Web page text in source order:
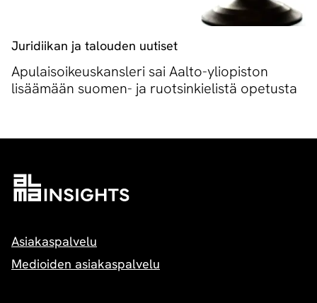
Juridiikan ja talouden uutiset
Apulaisoikeuskansleri sai Aalto-yliopiston
lisäämään suomen- ja ruotsinkielistä opetusta
Asiakaspalvelu
Medioiden asiakaspalvelu